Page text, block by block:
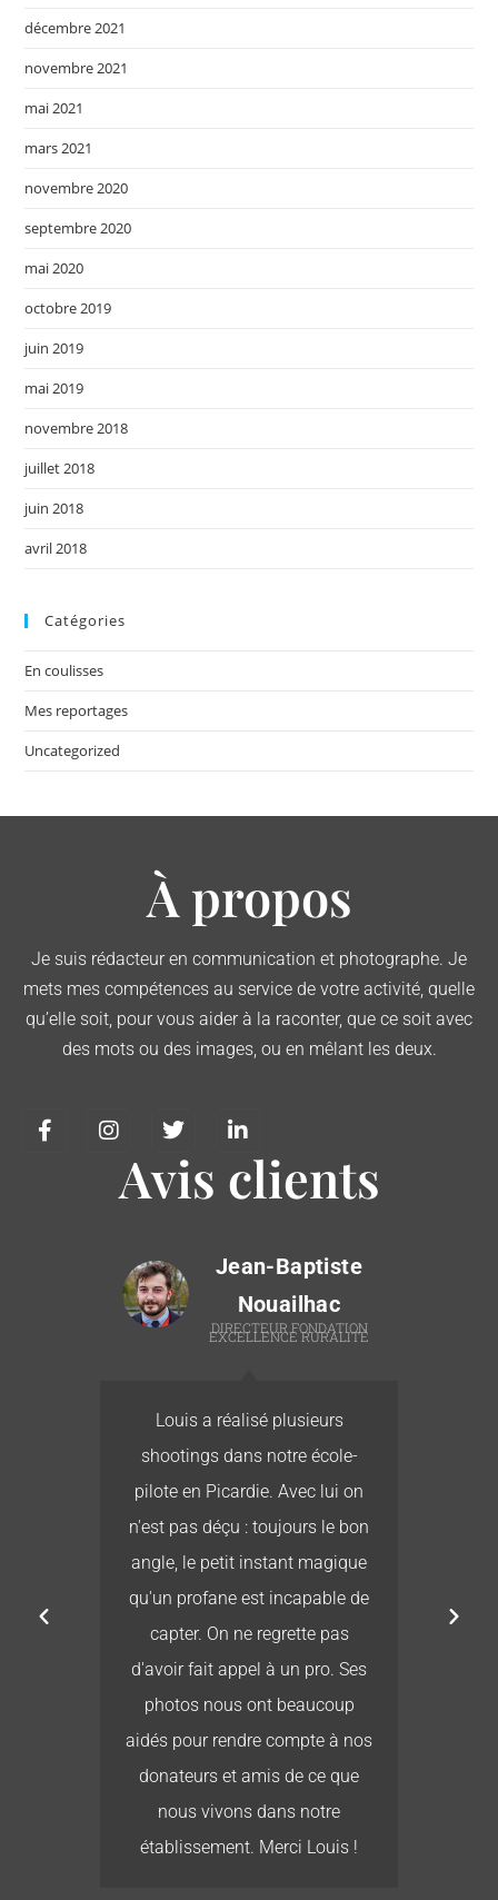
décembre 2021
novembre 2021
mai 2021
mars 2021
novembre 2020
septembre 2020
mai 2020
octobre 2019
juin 2019
mai 2019
novembre 2018
juillet 2018
juin 2018
avril 2018
Catégories
En coulisses
Mes reportages
Uncategorized
À propos
Je suis rédacteur en communication et photographe. Je
mets mes compétences au service de votre activité, quelle
qu’elle soit, pour vous aider à la raconter, que ce soit avec
des mots ou des images, ou en mêlant les deux.
Avis clients
Louis a réalisé plusieurs
shootings dans notre école-
pilote en Picardie. Avec lui on
n'est pas déçu : toujours le bon
angle, le petit instant magique
qu'un profane est incapable de
capter. On ne regrette pas
d'avoir fait appel à un pro. Ses
photos nous ont beaucoup
aidés pour rendre compte à nos
donateurs et amis de ce que
nous vivons dans notre
établissement. Merci Louis !
Jean-Baptiste
Nouailhac
DIRECTEUR FONDATION
EXCELLENCE RURALITÉ